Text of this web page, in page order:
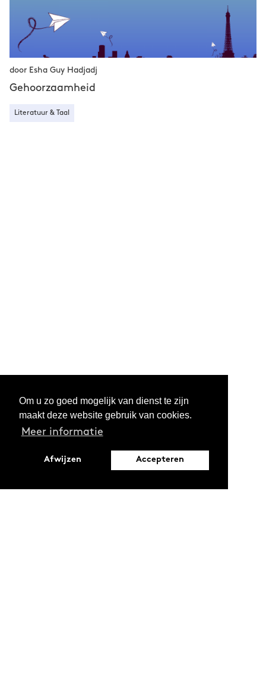
Om u zo goed mogelijk van dienst te zijn
maakt deze website gebruik van cookies.
Meer informatie
Afwijzen Accepteren
door Esha Guy Hadjadj
Gehoorzaamheid
Literatuur & Taal